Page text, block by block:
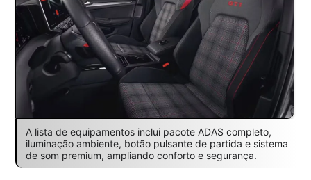
A lista de equipamentos inclui pacote ADAS completo,
iluminação ambiente, botão pulsante de partida e sistema
de som premium, ampliando conforto e segurança.